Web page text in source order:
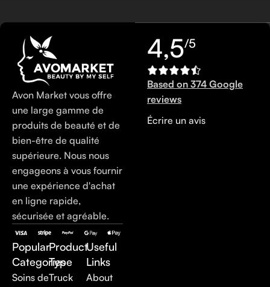
Avon Market vous offre
une large gamme de
produits de beauté et de
bien-être de qualité
supérieure. Nous nous
engageons à vous fournir
une expérience d'achat
en ligne rapide,
sécurisée et agréable.
Popular
Categories
Soins de
Product
Type
Truck
Useful
Links
About
4,5/5
Based on 374 Google
reviews
Écrire un avis